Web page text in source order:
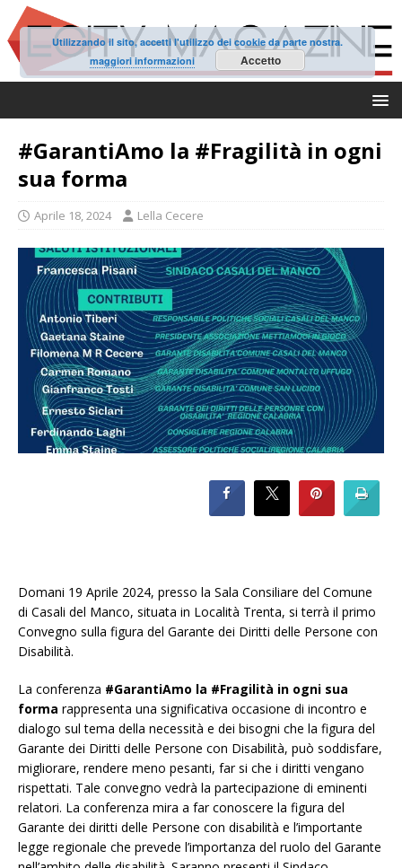
#GarantiAmo la #Fragilità in ogni
sua forma
Aprile 18, 2024 Lella Cecere
Domani 19 Aprile 2024, presso la Sala Consiliare del Comune
di Casali del Manco, situata in Località Trenta, si terrà il primo
Convegno sulla figura del Garante dei Diritti delle Persone con
Disabilità.
La conferenza #GarantiAmo la #Fragilità in ogni sua
forma rappresenta una significativa occasione di incontro e
dialogo sul tema della necessità e dei bisogni che la figura del
Garante dei Diritti delle Persone con Disabilità, può soddisfare,
migliorare, rendere meno pesanti, far si che i diritti vengano
rispettati. Tale convegno vedrà la partecipazione di eminenti
relatori. La conferenza mira a far conoscere la figura del
Garante dei diritti delle Persone con disabilità e l’importante
legge regionale che prevede l’importanza del ruolo del Garante
Utilizzando il sito, accetti l'utilizzo dei cookie da parte nostra.
maggiori informazioni
Accetto